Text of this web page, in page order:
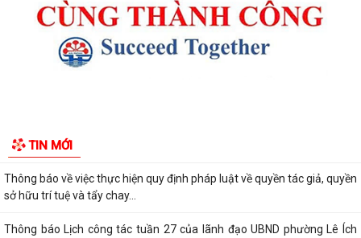
HĐND phường khoá II, nhiệm kỳ 2026...
Thông báo Lịch công tác tuần 31 của lãnh đạo UBND phường Lê Ích
Mộc (Từ 27/7 - 02/8/2026)
Thông báo về việc cảnh giác với các hành vi giả mạo cơ quan nhà nước